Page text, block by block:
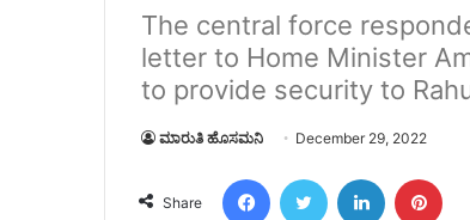
The central force
letter to Home Minister
to provide security to
ಮಾರುತಿ ಹೊಸಮನಿ December 29, 2022
Share
FacebookTwitter LinkedIn